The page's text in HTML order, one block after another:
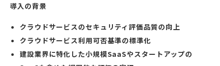
導入の背景
クラウドサービスのセキュリティ評価品質の向上
クラウドサービス利用可否基準の標準化
建設業界に特化した小規模SaaSやスタートアップの